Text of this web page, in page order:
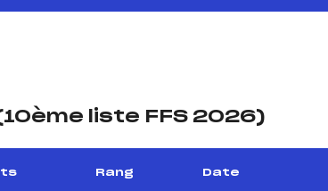
liste FFS 2026)
Rang Date